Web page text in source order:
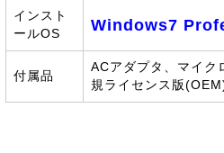
インスト
ールOS
Windows7
付属品
ACアダプタ、マイ
規ライセンス版